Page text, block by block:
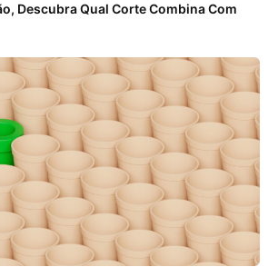
Descubra Qual Corte Combina Com